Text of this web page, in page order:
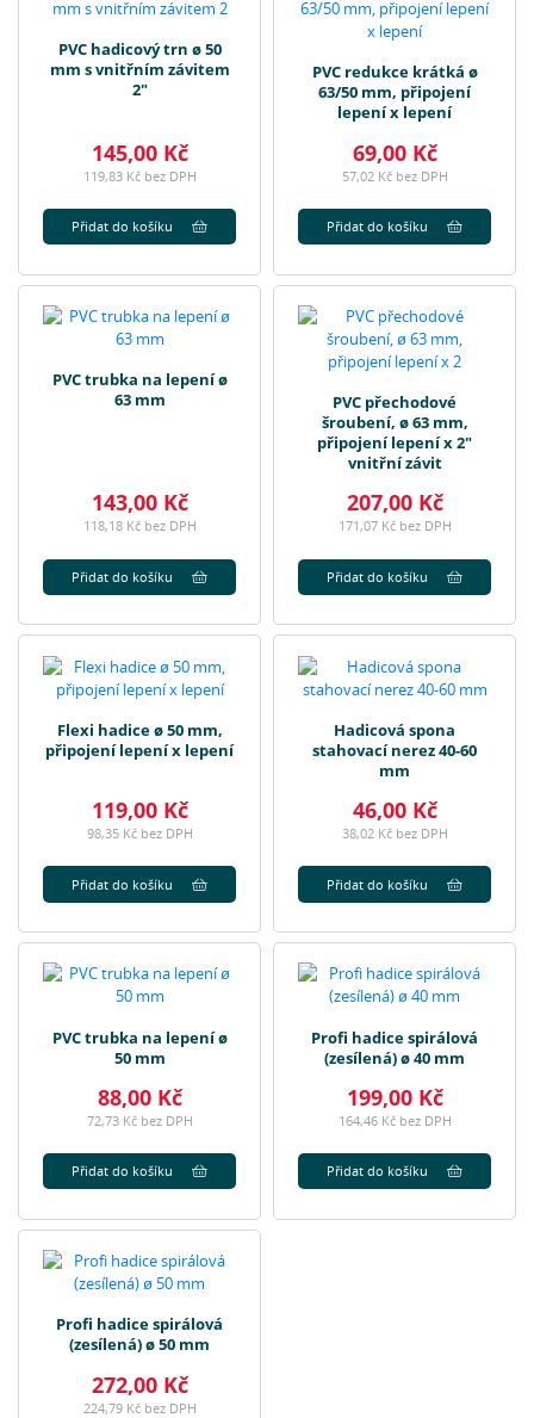
PVC hadicový trn ø 50
mm s vnitřním závitem
2"
145,00 Kč
119,83 Kč bez DPH
Přidat do košíku
PVC redukce krátká ø
63/50 mm, připojení
lepení x lepení
69,00 Kč
57,02 Kč bez DPH
Přidat do košíku
PVC trubka na lepení ø
63 mm
143,00 Kč
118,18 Kč bez DPH
Přidat do košíku
PVC přechodové
šroubení, ø 63 mm,
připojení lepení x 2"
vnitřní závit
207,00 Kč
171,07 Kč bez DPH
Přidat do košíku
Flexi hadice ø 50 mm,
připojení lepení x lepení
119,00 Kč
98,35 Kč bez DPH
Přidat do košíku
Hadicová spona
stahovací nerez 40-60
mm
46,00 Kč
38,02 Kč bez DPH
Přidat do košíku
PVC trubka na lepení ø
50 mm
88,00 Kč
72,73 Kč bez DPH
Přidat do košíku
Profi hadice spirálová
(zesílená) ø 40 mm
199,00 Kč
164,46 Kč bez DPH
Přidat do košíku
Profi hadice spirálová
(zesílená) ø 50 mm
272,00 Kč
224,79 Kč bez DPH